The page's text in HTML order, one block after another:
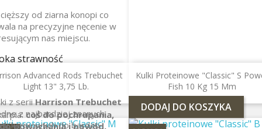
od ziarna konopi co
na precyzyjne nęcenie w
nas miejscu.
strawność
oleistość
do nęcenia punktowego i
coś do pochrupania,
powąchania i powód,
Advanced Rods Trebuchet
Light 13" 3,75 Lb.
z seriiHarrison Trebuchet
z najbardziej znanych
karpiowych do bardzo
Kulki Proteinowe "Classic" S
Fish 10 Kg 15 Mm
DODAJ DO KOSZYKA